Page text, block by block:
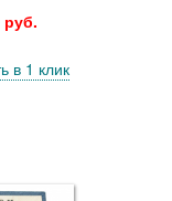
в 1 клик